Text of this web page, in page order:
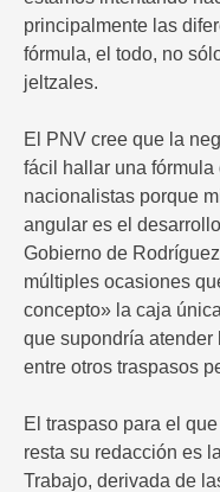
principalmente las
fórmula, el todo, no
jeltzales.
El PNV cree que la
fácil hallar una
nacionalistas porque
angular es el
Gobierno de
múltiples ocasiones
concepto» la caja
que supondría atender
entre otros traspasos
El traspaso para el
resta su redacción es
Trabajo, derivada de